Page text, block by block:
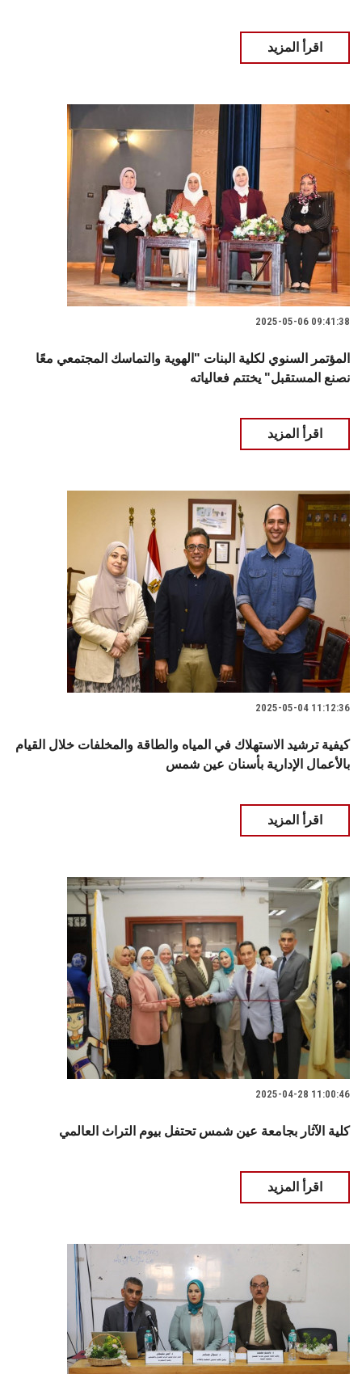
اقرأ المزيد
2025-05-06 09:41:38
المؤتمر السنوي لكلية البنات "الهوية والتماسك المجتمعي معًا
نصنع المستقبل" يختتم فعالياته
اقرأ المزيد
2025-05-04 11:12:36
كيفية ترشيد الاستهلاك في المياه والطاقة والمخلفات خلال القيام
بالأعمال الإدارية بأسنان عين شمس
اقرأ المزيد
2025-04-28 11:00:46
كلية الآثار بجامعة عين شمس تحتفل بيوم التراث العالمي
اقرأ المزيد